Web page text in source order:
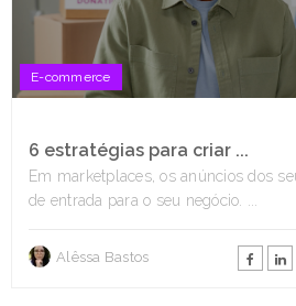
E-commerce
6 estratégias para criar ...
Em marketplaces, os anúncios dos
de entrada para o seu negócio. ...
Alêssa Bastos